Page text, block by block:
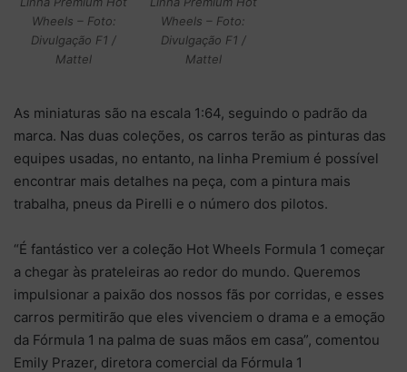
Wheels – Foto:
Divulgação F1 /
Mattel
Wheels – Foto:
Divulgação F1 /
Mattel
As miniaturas são na escala 1:64, seguindo o padrão da
marca. Nas duas coleções, os carros terão as pinturas das
equipes usadas, no entanto, na linha Premium é possível
encontrar mais detalhes na peça, com a pintura mais
trabalha, pneus da Pirelli e o número dos pilotos.
“É fantástico ver a coleção Hot Wheels Formula 1 começar
a chegar às prateleiras ao redor do mundo. Queremos
impulsionar a paixão dos nossos fãs por corridas, e esses
carros permitirão que eles vivenciem o drama e a emoção
da Fórmula 1 na palma de suas mãos em casa”, comentou
Emily Prazer, diretora comercial da Fórmula 1